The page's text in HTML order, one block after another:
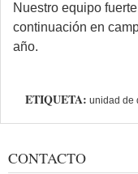
Nuestro equipo
continuación en
año.
ETIQUETA: unidad de
CONTACTO